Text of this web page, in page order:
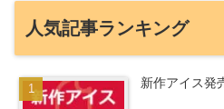
人気記事ランキング
新作アイス発